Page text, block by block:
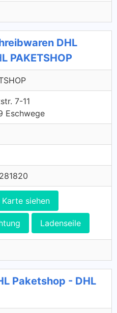
DHL
PAKETSHOP
7-11
Eschwege
Karte siehen
Ladenseile
Paketshop - DHL